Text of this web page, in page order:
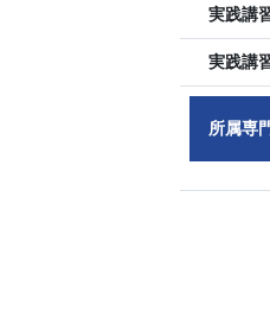
実践講
実践講
所属専